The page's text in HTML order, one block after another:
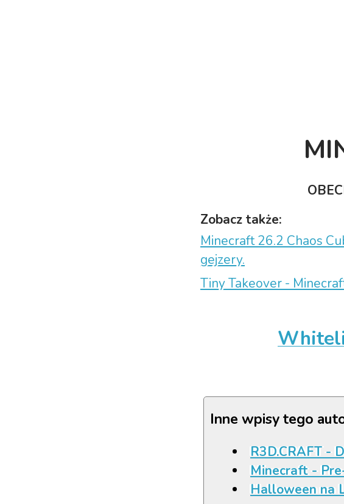
Zobacz także:
Minecraft 26.2 Chaos
gejzery.
Tiny Takeover -
Inne wpisy tego
R3D.CRAFT -
Minecraft -
Halloween na